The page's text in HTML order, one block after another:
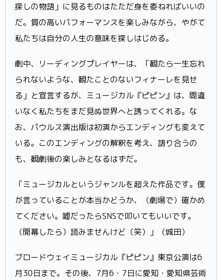
探しの物語」に見るものはたただ身を委ねればいいの
だ。質の高いパフォーマンスを楽しみながら、やがて
私たちは自分の人生の意味を探しはじめる。
劇中、リーディングプレイヤーは、「観たら一生忘れ
られないような、観たことのないフィナーレを見せ
る」と宣言するが、ミュージカル『ピピン』は、間違
いなく私たちをまだ見ぬ世界へと誘ってくれる。な
お、パウルス演出版は初演からエンディングも変えて
いる。このエンディングの解釈を考え、語り合うの
も、観劇後の楽しみとなるはずだ。
「ミュージカルというジャンルを超えた作品です。僕
が言っていることが本当かどうか、（劇場で）確かめ
てください。嘘だったらSNSで叩いてもいいです。
（開幕したら）読みませんけど（笑）」（城田）
ブロードウェイミュージカル『ピピン』東京公演は6
月30日まで。その後、7月6・7日に愛知・愛知県芸術